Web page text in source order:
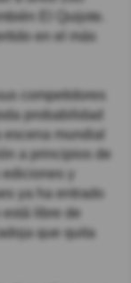
El Quijote.
en el más
competidores
probabilidad
mundial
a principios de
y
ya ha entrado
libre de
que quita